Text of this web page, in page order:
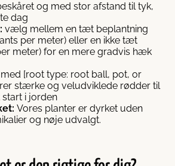
og med stor afstand til tyk,
dag
vælg mellem en tæt beplantning
per meter) eller en ikke tæt
meter) for en mere gradvis hæk
[root type: root ball, pot, or
stærke og veludviklede rødder til
i jorden
Vores planter er dyrket uden
og nøje udvalgt.